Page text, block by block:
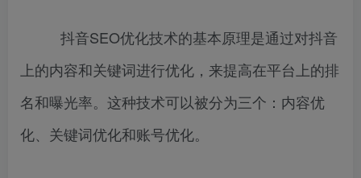
抖音SEO优化技术的基本原理是通过对抖音
上的内容和关键词进行优化，来提高在平台上的排
名和曝光率。这种技术可以被分为三个：内容优
化、关键词优化和账号优化。